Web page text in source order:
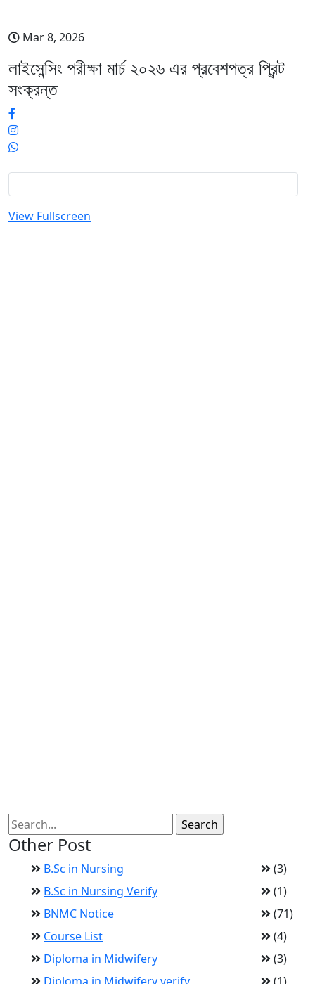
Mar 8, 2026
লাইসেন্সিং পরীক্ষা মার্চ ২০২৬ এর প্রবেশপত্র প্রিন্ট
সংক্রন্ত
View Fullscreen
Other Post
B.Sc in Nursing
(3)
B.Sc in Nursing Verify
(1)
BNMC Notice
(71)
Course List
(4)
Diploma in Midwifery
(3)